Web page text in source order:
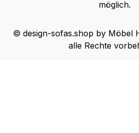
möglich.
© design-sofas.shop by Möbel
alle Rechte